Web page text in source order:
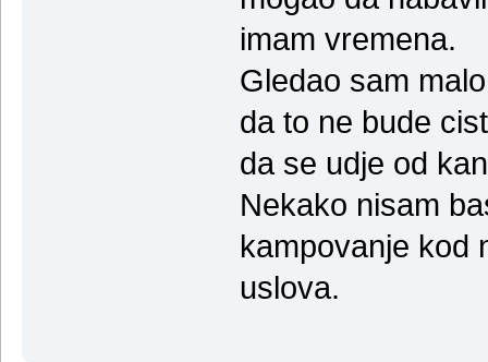
imam vremena.
Gledao sam
da to ne bude
da se udje od
Nekako nisam
kampovanje kod
uslova.